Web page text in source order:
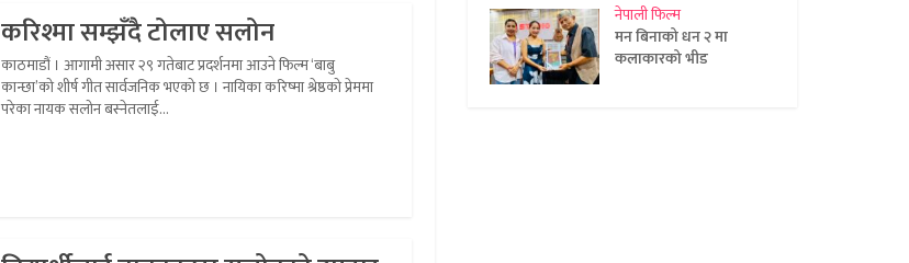
करिश्मा सम्झँदै टोलाए सलोन
काठमाडौं । आगामी असार २९ गतेबाट प्रदर्शनमा आउने फिल्म ‘बाबु
कान्छा’को शीर्ष गीत सार्वजनिक भएको छ । नायिका करिष्मा श्रेष्ठको प्रेममा
परेका नायक सलोन बस्नेतलाई...
नेपाली फिल्म
मन बिनाको धन २ मा
कलाकारको भीड